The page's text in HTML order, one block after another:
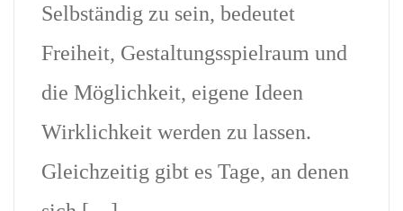
Selbständig zu sein, bedeutet
Freiheit, Gestaltungsspielraum und
die Möglichkeit, eigene Ideen
Wirklichkeit werden zu lassen.
Gleichzeitig gibt es Tage, an denen